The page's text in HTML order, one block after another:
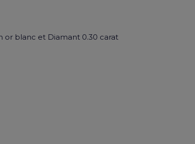
or blanc et Diamant 0.30 carat